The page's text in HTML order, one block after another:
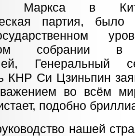
Маркса в
партия,
собрании
КНР Си Цзиньпин
во всём
подобно
нашей